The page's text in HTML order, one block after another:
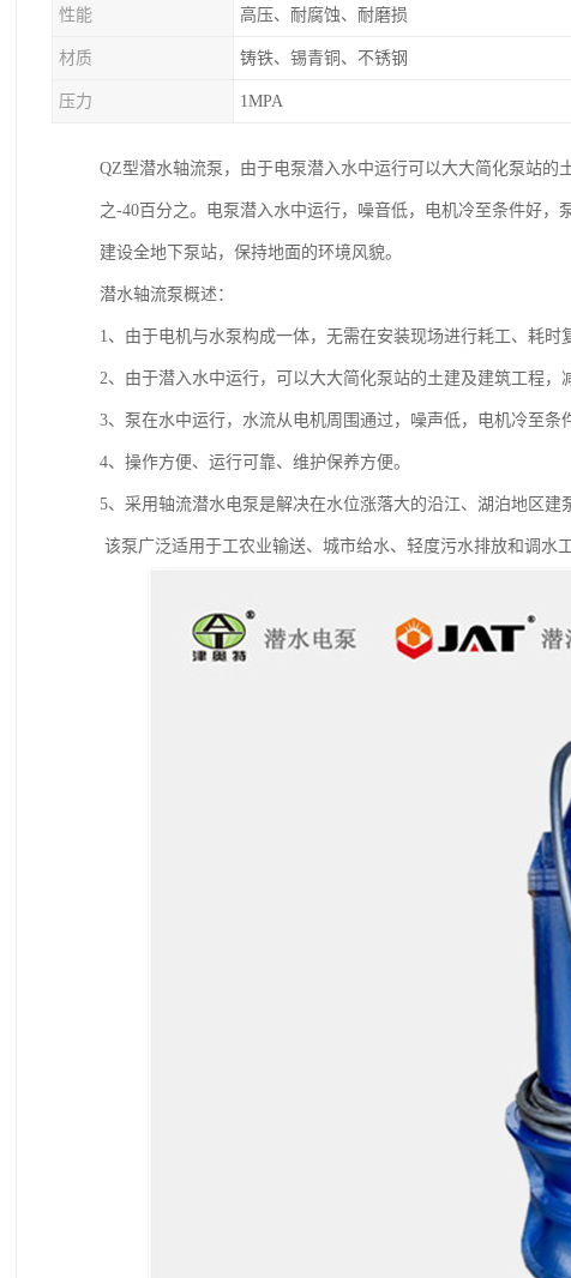
性能 高压、耐腐蚀、耐磨损
材质 铸铁、锡青铜、不锈钢
压力 1MPA
QZ型潜水轴流泵，由于电泵潜入水中运行可以大大简化泵站
之-40百分之。电泵潜入水中运行，噪音低，电机冷至条件好
建设全地下泵站，保持地面的环境风貌。
潜水轴流泵概述：
1、由于电机与水泵构成一体，无需在安装现场进行耗工、耗时
2、由于潜入水中运行，可以大大简化泵站的土建及建筑工程，
3、泵在水中运行，水流从电机周围通过，噪声低，电机冷至条
4、操作方便、运行可靠、维护保养方便。
5、采用轴流潜水电泵是解决在水位涨落大的沿江、湖泊地区
该泵广泛适用于工农业输送、城市给水、轻度污水排放和调水工